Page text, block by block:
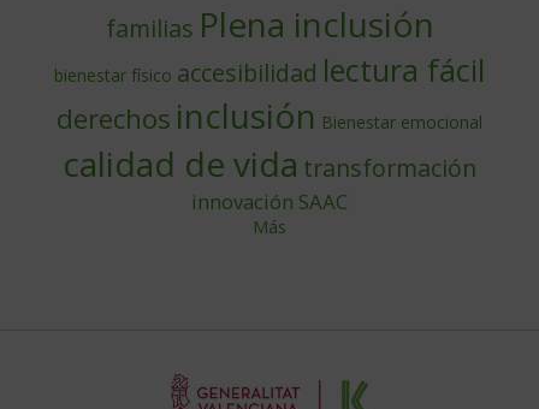
familias Plena inclusión
bienestar físico accesibilidad lectura fácil
derechos inclusión Bienestar emocional
calidad de vida transformación
innovación SAAC
Más